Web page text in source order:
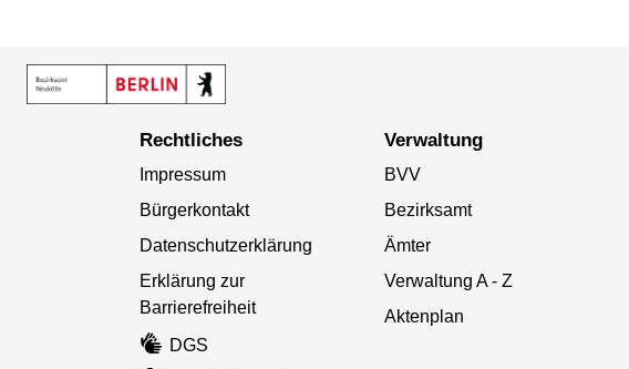
Rechtliches
Impressum
Bürgerkontakt
Datenschutzerklärung
Erklärung zur
Barrierefreiheit
DGS
Verwaltung
BVV
Bezirksamt
Ämter
Verwaltung A - Z
Aktenplan